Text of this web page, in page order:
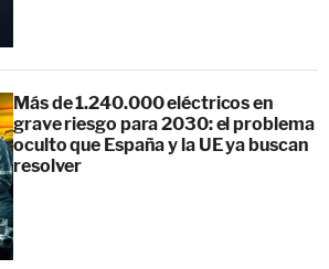
Más de 1.240.000 eléctricos en
grave riesgo para 2030: el problema
oculto que España y la UE ya buscan
resolver